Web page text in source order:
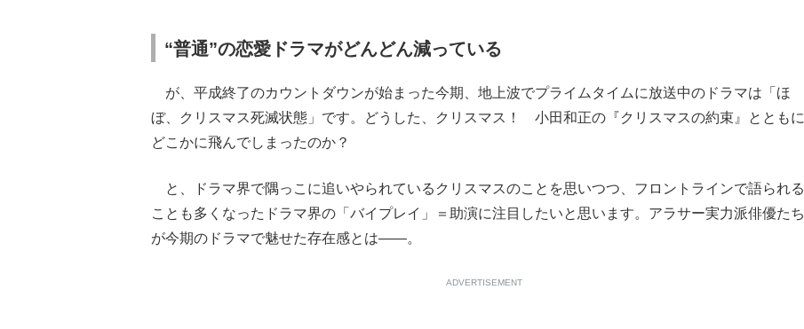
“普通”の恋愛ドラマがどんどん減っている
が、平成終了のカウントダウンが始まった今期、地上波でプライムタイムに放送中のドラマは「ほ
ぼ、クリスマス死滅状態」です。どうした、クリスマス！ 小田和正の『クリスマスの約束』とともに
どこかに飛んでしまったのか？
と、ドラマ界で隅っこに追いやられているクリスマスのことを思いつつ、フロントラインで語られる
ことも多くなったドラマ界の「バイプレイ」＝助演に注目したいと思います。アラサー実力派俳優たち
が今期のドラマで魅せた存在感とは――。
ADVERTISEMENT